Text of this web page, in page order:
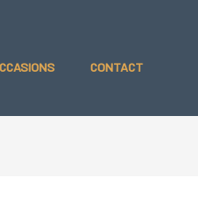
CONTACT